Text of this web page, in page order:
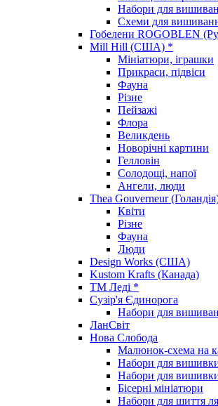
Набори для
Схеми для
Гобелени ROGOBLEN
Mill Hill (США) *
Мініатюри, іграшки
Прикраси, підвіси
Фауна
Різне
Пейзажі
Флора
Великдень
Новорічні картини
Гелловін
Солодощі, напої
Ангели, люди
Thea Gouverneur
Квіти
Різне
Фауна
Люди
Design Works (США)
Kustom Krafts (Канада)
ТМ Леді *
Сузір'я Єдинорога
Набори для
ЛанСвіт
Нова Слобода
Малюнок-схема на
Набори для
Набори для
Бісерні мініатюри
Набори для шиття